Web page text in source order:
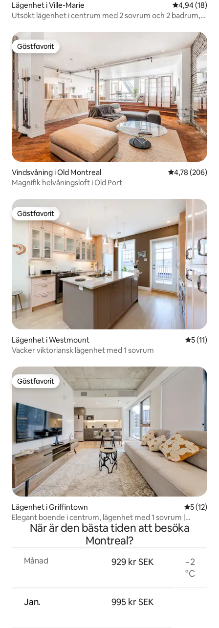
Lägenhet i Ville-Marie 4,94 av 5 i
4,94 (18)
Utsökt lägenhet i centrum med 2 sovrum och 2 badrum,
Gästfavorit
Gästfavorit
Vindsvåning i Old Montreal 4,78 av 5 i
4,78 (206)
Magnifik helvåningsloft i Old Port
Gästfavorit
Gästfavorit
Lägenhet i Westmount 5 av 5 i
5 (11)
Vacker viktoriansk lägenhet med 1 sovrum
Gästfavorit
Gästfavorit
Lägenhet i Griffintown 5 av 5 i
5 (12)
Elegant boende i centrum, lägenhet med 1 sovrum |
Montréal Centre
När är den bästa tiden att besöka
Montreal?
Månad
Jan.
929 kr SEK
995 kr SEK
−2
°C